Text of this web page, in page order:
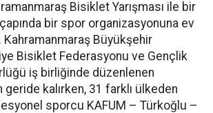
Bisiklet Yarışması ile bir
bir spor organizasyonuna ev
Kahramanmaraş Büyükşehir
Bisiklet Federasyonu ve Gençlik
iş birliğinde düzenlenen
geride kalırken, 31 farklı ülkeden
sporcu KAFUM – Türkoğlu –